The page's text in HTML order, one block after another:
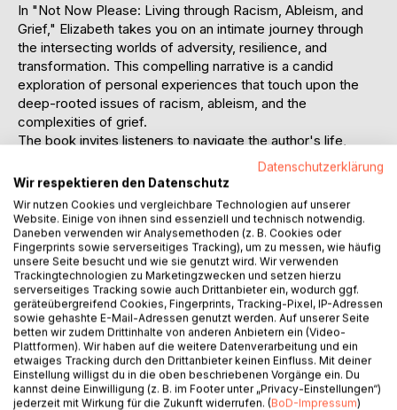
In "Not Now Please: Living through Racism, Ableism, and
Grief," Elizabeth takes you on an intimate journey through
the intersecting worlds of adversity, resilience, and
transformation. This compelling narrative is a candid
exploration of personal experiences that touch upon the
deep-rooted issues of racism, ableism, and the
complexities of grief.
The book invites listeners to navigate the author's life,
sharing in moments of vulnerability and strength. Through
powerful storytelling, it lays bare the often-unspoken
challenges faced by individuals who encounter
discrimination on multiple fronts. Elizabeth's reflections
offer insights into how racism and ableism intersect,
shaping lives and experiences in profound ways.
As you delve into this book, you'll witness the impact of
systemic biases, cultural prejudices, and personal
struggles. The author's voice is a testament to the
resilience of the human spirit, reminding us that even in the
face of adversity, there is hope, strength, and the potential
for change.
"Not Now Please" is not just a book; it's a call to action. It
Datenschutzerklärung
Wir respektieren den Datenschutz
Wir nutzen Cookies und vergleichbare Technologien auf unserer
Website. Einige von ihnen sind essenziell und technisch notwendig.
Daneben verwenden wir Analysemethoden (z. B. Cookies oder
Fingerprints sowie serverseitiges Tracking), um zu messen, wie häufig
unsere Seite besucht und wie sie genutzt wird. Wir verwenden
Trackingtechnologien zu Marketingzwecken und setzen hierzu
serverseitiges Tracking sowie auch Drittanbieter ein, wodurch ggf.
geräteübergreifend Cookies, Fingerprints, Tracking-Pixel, IP-Adressen
sowie gehashte E-Mail-Adressen genutzt werden. Auf unserer Seite
betten wir zudem Drittinhalte von anderen Anbietern ein (Video-
Plattformen). Wir haben auf die weitere Datenverarbeitung und ein
etwaiges Tracking durch den Drittanbieter keinen Einfluss. Mit deiner
Einstellung willigst du in die oben beschriebenen Vorgänge ein. Du
kannst deine Einwilligung (z. B. im Footer unter „Privacy-Einstellungen“)
jederzeit mit Wirkung für die Zukunft widerrufen. (BoD-Impressum)